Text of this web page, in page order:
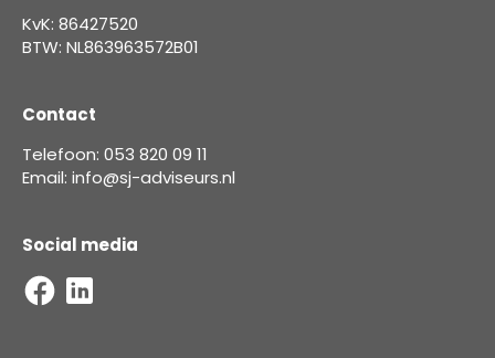
KvK: 86427520
BTW: NL863963572B01
Contact
Telefoon: 053 820 09 11
Email: info@sj-adviseurs.nl
Social media